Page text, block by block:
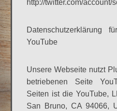
http://twitter.com/account/
Datenschutzerklärung
YouTube
Unsere Webseite nutzt
betriebenen Seite
Seiten ist die YouTube,
San Bruno, CA 94066,